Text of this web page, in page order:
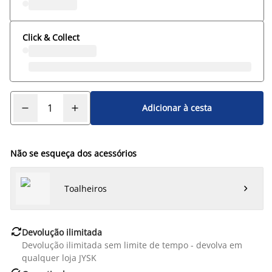
Click & Collect
Adicionar à cesta
Não se esqueça dos acessórios
Toalheiros 
Devolução ilimitada
Devolução ilimitada sem limite de tempo - devolva em
qualquer loja JYSK